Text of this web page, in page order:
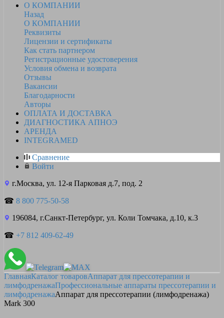
О КОМПАНИИ
Назад
О КОМПАНИИ
Реквизиты
Лицензии и сертификаты
Как стать партнером
Регистрационные удостоверения
Условия обмена и возврата
Отзывы
Вакансии
Благодарности
Авторы
ОПЛАТА И ДОСТАВКА
ДИАГНОСТИКА АПНОЭ
АРЕНДА
INTEGRAMED
Сравнение
Войти
г.Москва, ул. 12-я Парковая д.7, под. 2
☎ 8 800 775-50-58
196084, г.Санкт-Петербург, ул. Коли Томчака, д.10, к.3
☎ +7 812 409-62-49
ГлавнаяКаталог товаровАппарат для прессотерапии и
лимфодренажаПрофессиональные аппараты прессотерапии и
лимфодренажаАппарат для прессотерапии (лимфодренажа)
Mark 300